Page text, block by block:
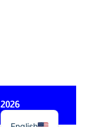
2026